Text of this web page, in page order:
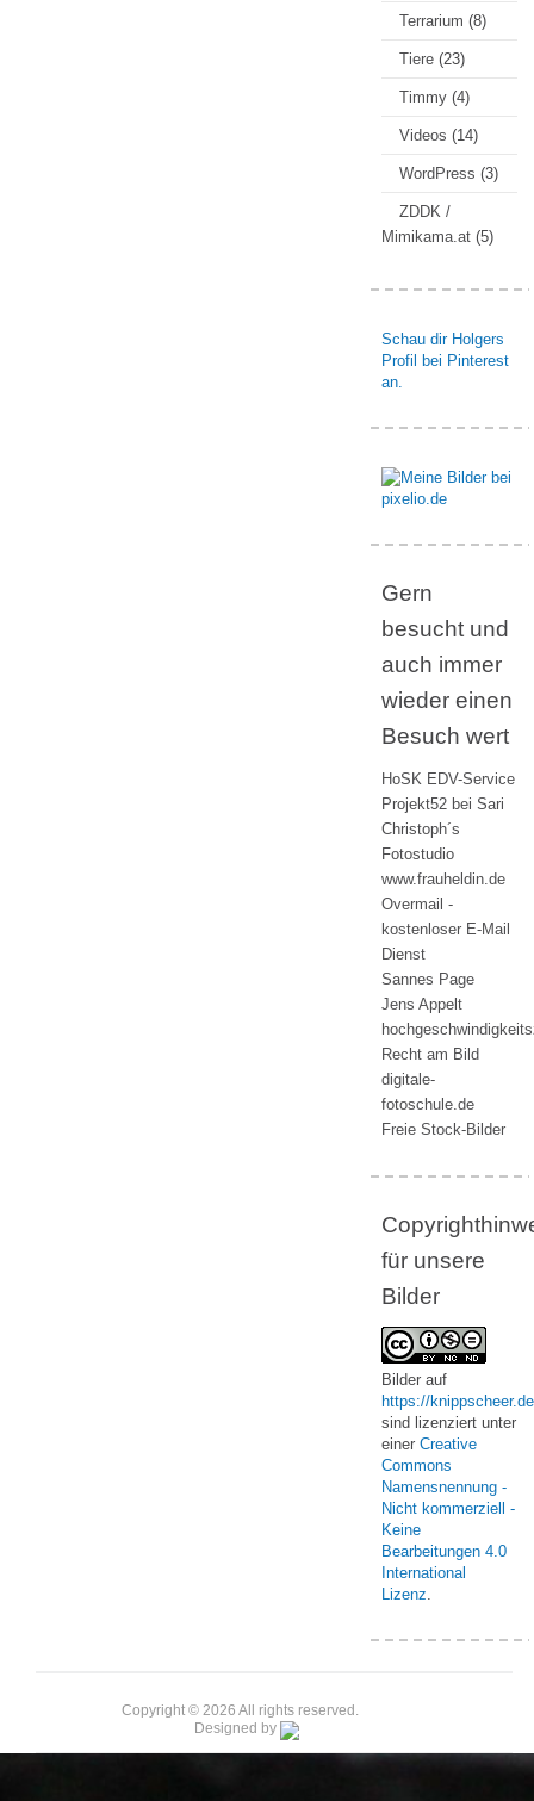
Terrarium (8)
Tiere (23)
Timmy (4)
Videos (14)
WordPress (3)
ZDDK /
Mimikama.at (5)
Schau dir Holgers
Profil bei Pinterest
an.
Gern
besucht und
auch immer
wieder einen
Besuch wert
HoSK EDV-Service
Projekt52 bei Sari
Christoph´s
Fotostudio
www.frauheldin.de
Overmail -
kostenloser E-Mail
Dienst
Sannes Page
Jens Appelt
Recht am Bild
digitale-
fotoschule.de
Freie Stock-Bilder
für unsere
Bilder
Bilder auf
https://knippscheer.de
sind lizenziert unter
einer Creative
Commons
Namensnennung -
Nicht kommerziell -
Keine
Bearbeitungen 4.0
International
Lizenz.
Copyright © 2026 All rights reserved.
Designed by